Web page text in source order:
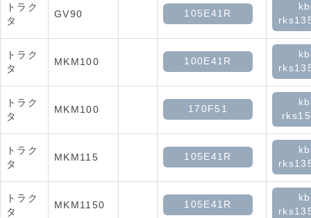
トラク
タ
GV90 105E41R
トラク
タ
MKM100 100E41R
トラク
タ
MKM100 170F51
トラク
タ
MKM115 105E41R
トラク
タ
MKM1150 105E41R